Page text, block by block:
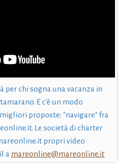
per chi sogna una vacanza in
E c'è un modo
proposte: "navigare" fra
Le società di charter
propri video
a mareonline@mareonline.it